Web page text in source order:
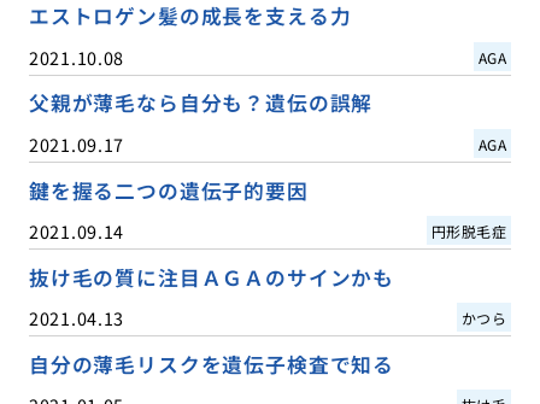
エストロゲン髪の成長を支える力
2021.10.08 AGA
父親が薄毛なら自分も？遺伝の誤解
2021.09.17 AGA
鍵を握る二つの遺伝子的要因
2021.09.14 円形脱毛症
抜け毛の質に注目ＡＧＡのサインかも
2021.04.13 かつら
自分の薄毛リスクを遺伝子検査で知る